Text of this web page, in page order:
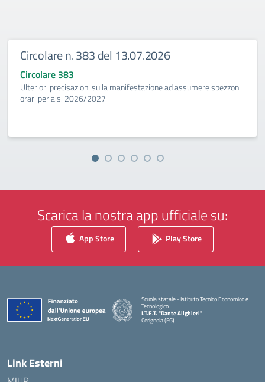
Circolare n. 383 del 13.07.2026
Circolare 383
Ulteriori precisazioni sulla manifestazione ad assumere spezzoni
orari per a.s. 2026/2027
Scarica la nostra app ufficiale su:
App Store Play Store
Scuola statale - Istituto Tecnico Economico e
Tecnologico
I.T.E.T. "Dante Alighieri"
Cerignola (FG)
— Visita la pagina iniziale della scuola
Link Esterni